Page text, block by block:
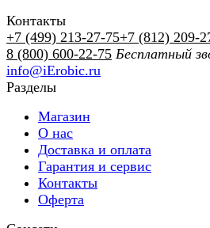
Контакты
+7 (499) 213-27-75+7 (812) 209-
8 (800) 600-22-75 Бесплатный
info@iErobic.ru
Разделы
Магазин
О нас
Доставка и оплата
Гарантия и сервис
Контакты
Оферта